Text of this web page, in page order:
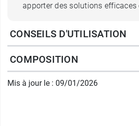
apporter des solutions efficaces
Rhin-Actifs bio, une
qui contribue
à faciliter la respiration
CONSEILS D'UTILISATION
COMPOSITION
Mis à jour le : 09/01/2026